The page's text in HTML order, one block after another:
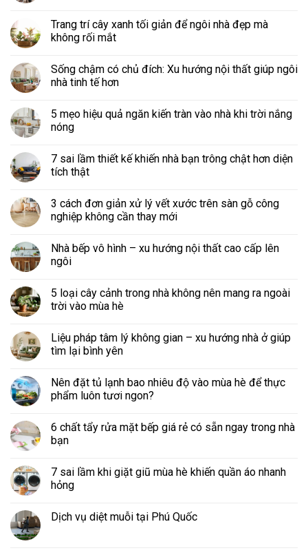
Trang trí cây xanh tối giản để ngôi nhà đẹp mà
không rối mắt
Sống chậm có chủ đích: Xu hướng nội thất giúp ngôi
nhà tinh tế hơn
5 mẹo hiệu quả ngăn kiến tràn vào nhà khi trời nắng
nóng
7 sai lầm thiết kế khiến nhà bạn trông chật hơn diện
tích thật
3 cách đơn giản xử lý vết xước trên sàn gỗ công
nghiệp không cần thay mới
Nhà bếp vô hình – xu hướng nội thất cao cấp lên
ngôi
5 loại cây cảnh trong nhà không nên mang ra ngoài
trời vào mùa hè
Liệu pháp tâm lý không gian – xu hướng nhà ở giúp
tìm lại bình yên
Nên đặt tủ lạnh bao nhiêu độ vào mùa hè để thực
phẩm luôn tươi ngon?
6 chất tẩy rửa mặt bếp giá rẻ có sẵn ngay trong nhà
bạn
7 sai lầm khi giặt giũ mùa hè khiến quần áo nhanh
hỏng
Dịch vụ diệt muỗi tại Phú Quốc